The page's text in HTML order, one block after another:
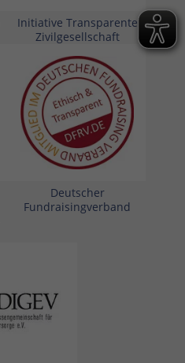
Initiative Transparente
Zivilgesellschaft
Deutscher
Fundraisingverband